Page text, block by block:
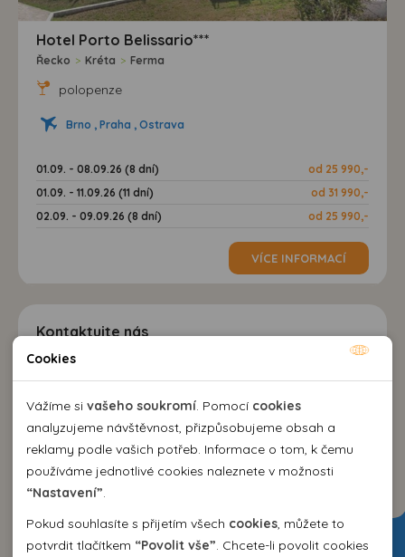
Hotel Porto Belissario***
Řecko > Kréta > Ferma
polopenze
Brno , Praha , Ostrava
01.09. - 08.09.26 (8 dní)
od 25 990,-
01.09. - 11.09.26 (11 dní)
od 31 990,-
02.09. - 09.09.26 (8 dní)
od 25 990,-
VÍCE INFORMACÍ
Kontaktujte nás
EMMA Agency spol. s r.o.
cestovní kancelář
Kozí 10, 602 00 Brno
+420 542 214 343
emma@emma.cz
Cookies
Vážíme si vašeho soukromí . Pomocí cookies
analyzujeme návštěvnost, přizpůsobujeme obsah a
reklamy podle vašich potřeb. Informace o tom, k čemu
používáme jednotlivé cookies naleznete v možnosti
“Nastavení”
Pokud souhlasíte s přijetím všech cookies , můžete to
potvrdit tlačítkem “Povolit vše” . Chcete-li povolit cookies
Nutné cookies pomáhají, aby byla webová stránka
použitelná tak, že umožní základní funkce jako navigace
stránky a přístup k zabezpečeným sekcím webové stránky.
Webová stránka nemůže správně fungovat bez těchto
cookies.
Analytické cookies